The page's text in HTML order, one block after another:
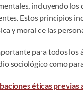
incluyendo los
Estos principios
y moral de las
para todos
sociológico como
éticas previas